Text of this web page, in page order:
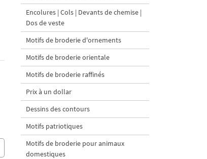
Encolures | Cols | Devants de chemise |
Dos de veste
Motifs de broderie d'ornements
Motifs de broderie orientale
Motifs de broderie raffinés
Prix à un dollar
Dessins des contours
Motifs patriotiques
Motifs de broderie pour animaux
domestiques